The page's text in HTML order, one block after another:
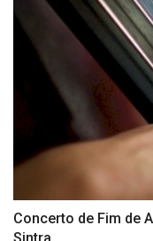
Concerto de Fim de